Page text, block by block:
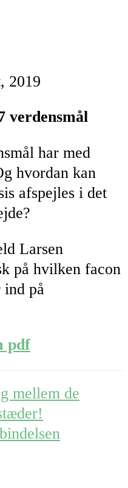
2019
verdensmål
har med
hvordan kan
afspejles i det
Larsen
på hvilken facon
ind på
pdf
mellem de